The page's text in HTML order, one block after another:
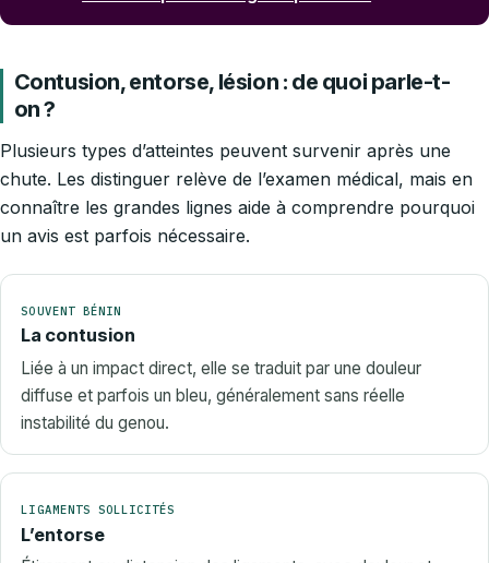
Contusion, entorse, lésion : de quoi parle-t-
on ?
Plusieurs types d’atteintes peuvent survenir après une
chute. Les distinguer relève de l’examen médical, mais en
connaître les grandes lignes aide à comprendre pourquoi
un avis est parfois nécessaire.
SOUVENT BÉNIN
La contusion
Liée à un impact direct, elle se traduit par une douleur
diffuse et parfois un bleu, généralement sans réelle
instabilité du genou.
LIGAMENTS SOLLICITÉS
L’entorse